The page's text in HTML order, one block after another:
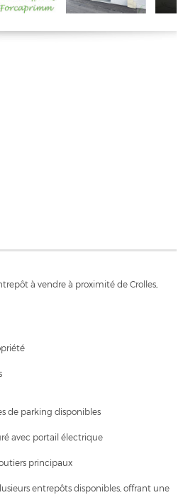
à vendre à proximité de Crolles,
de parking disponibles
avec portail électrique
principaux
entrepôts disponibles, offrant une